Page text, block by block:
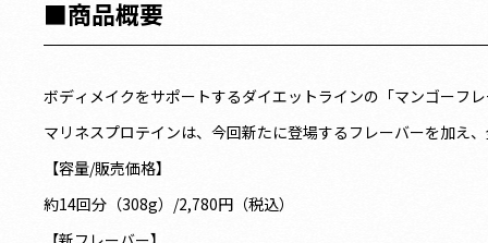
■商品概要
ボディメイクをサポートするダイエットラインの「マンゴーフ
マリネスプロテインは、今回新たに登場するフレーバーを加え
【容量/販売価格】
約14回分（308g）/2,780円（税込）